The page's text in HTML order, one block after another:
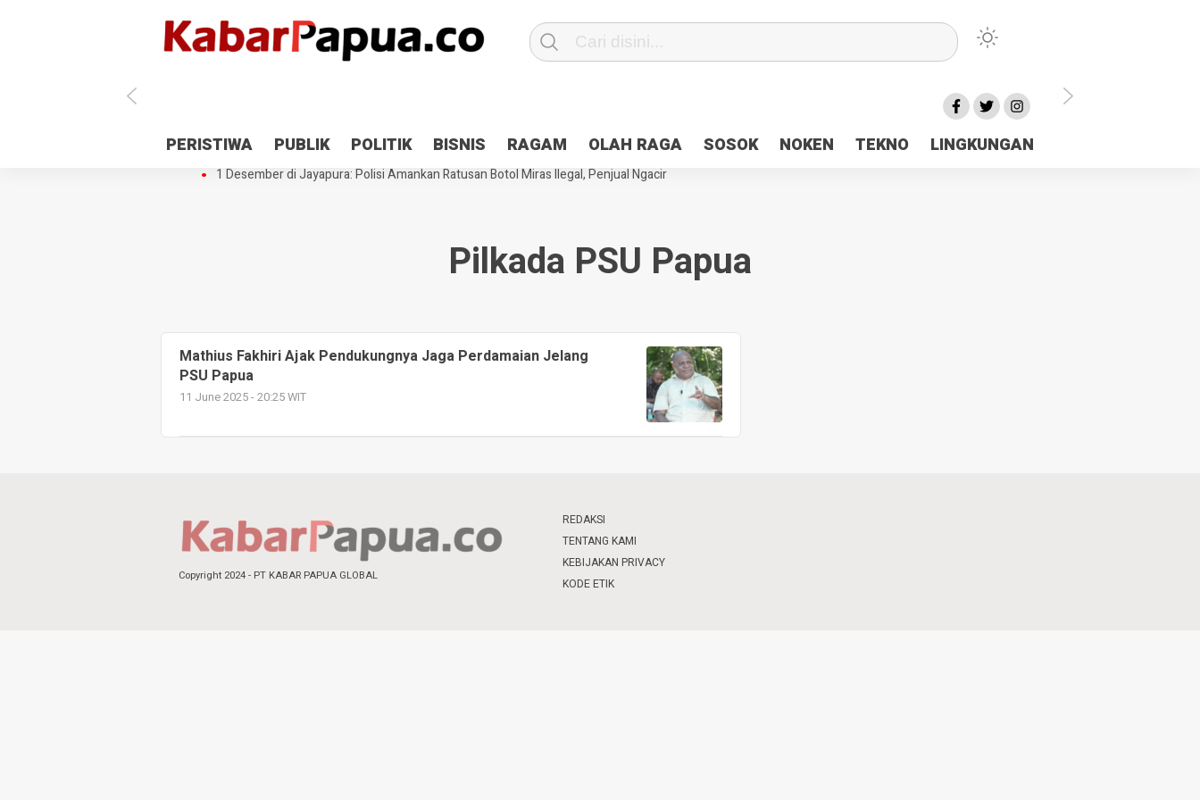
PERISTIWA PUBLIK POLITIK BISNIS RAGAM OLAH RAGA SOSOK NOKEN TEKNO LINGKUNGAN
Antisipasi 1 Desember, TNI Polri Patroli 2×24 jam di Kota Jayapura
Pesan Sejuk Polri di Deklarasi Pemilu Ceria Tanah Papua
Gedung Perpustakaan SMPN 5 Sentani Terbakar
Hibah Pilkada Jayapura Cair 10 Persen, Deposit Kas Daerah Rp23 Miliar Disorot
1 Desember di Jayapura: Polisi Amankan Ratusan Botol Miras Ilegal, Penjual Ngacir
Pilkada PSU Papua
Mathius Fakhiri Ajak Pendukungnya Jaga Perdamaian Jelang
PSU Papua
11 June 2025 - 20:25 WIT
Copyright 2024 - PT KABAR PAPUA GLOBAL
REDAKSI
TENTANG KAMI
KEBIJAKAN PRIVACY
KODE ETIK